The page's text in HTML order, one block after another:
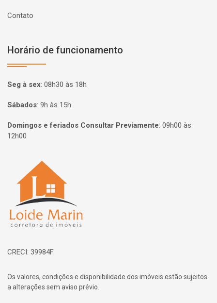
Contato
Horário de funcionamento
Seg à sex: 08h30 às 18h
Sábados: 9h às 15h
Domingos e feriados Consultar Previamente: 09h00 às
12h00
Página inicial
CRECI: 39984F
Os valores, condições e disponibilidade dos imóveis estão sujeitos
a alterações sem aviso prévio.